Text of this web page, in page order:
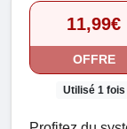
11,99€
OFFRE
Utilisé 1 fois